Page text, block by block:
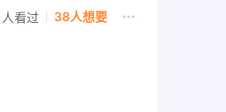
看过 38人想要